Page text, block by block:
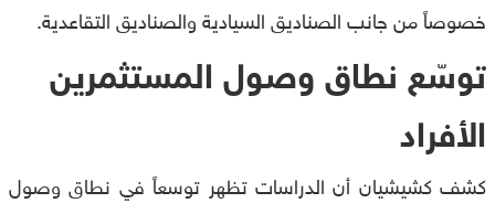
خصوصاً من جانب الصناديق السيادية والصناديق التقاعدية.
توسّع نطاق وصول المستثمرين
الأفراد
كشف كشيشيان أن الدراسات تظهر توسعاً في نطاق وصول